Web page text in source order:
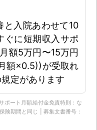
と入院あわせて10
ぐに短期収入サポ
額5万円〜15万円
額×0.5))が受取れ
定があります
ポート月額給付金免責特則：な
険期間と同じ | 募集文書番号：